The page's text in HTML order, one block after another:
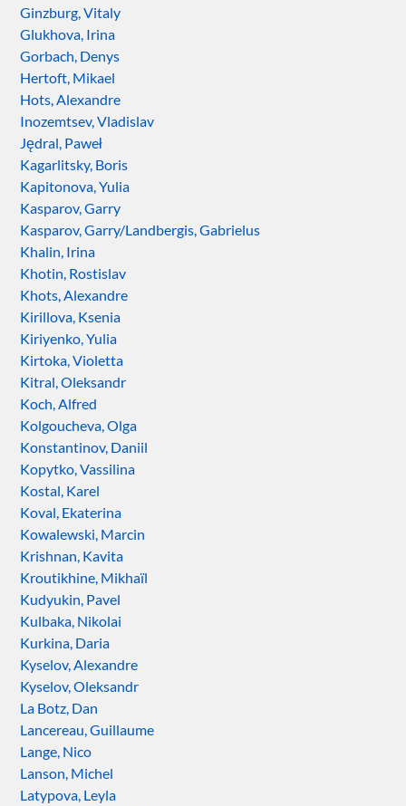
Ginzburg, Vitaly
Glukhova, Irina
Gorbach, Denys
Hertoft, Mikael
Hots, Alexandre
Inozemtsev, Vladislav
Jędral, Paweł
Kagarlitsky, Boris
Kapitonova, Yulia
Kasparov, Garry
Kasparov, Garry/Landbergis, Gabrielus
Khalin, Irina
Khotin, Rostislav
Khots, Alexandre
Kirillova, Ksenia
Kiriyenko, Yulia
Kirtoka, Violetta
Kitral, Oleksandr
Koch, Alfred
Kolgoucheva, Olga
Konstantinov, Daniil
Kopytko, Vassilina
Kostal, Karel
Koval, Ekaterina
Kowalewski, Marcin
Krishnan, Kavita
Kroutikhine, Mikhaïl
Kudyukin, Pavel
Kulbaka, Nikolai
Kurkina, Daria
Kyselov, Alexandre
Kyselov, Oleksandr
La Botz, Dan
Lancereau, Guillaume
Lange, Nico
Lanson, Michel
Latypova, Leyla